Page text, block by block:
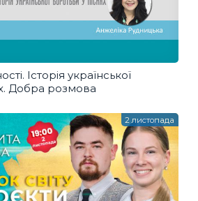
Історія української
Добра розмова
2 листопада